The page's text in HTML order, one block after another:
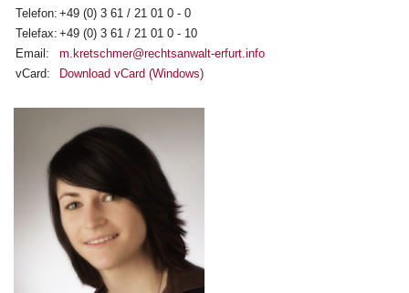
Telefon: +49 (0) 3 61 / 21 01 0 - 0
Telefax: +49 (0) 3 61 / 21 01 0 - 10
Email:
m.kretschmer@rechtsanwalt-erfurt.info
vCard:
Download vCard (Windows)